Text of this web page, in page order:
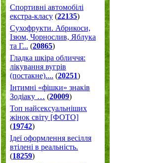
Спортивні автомобілі
екстра-класу (22135)
Cухофрукти. Абрикоси,
Ізюм, Чорнослив, Яблука
та Г... (20865)
Гладка шкіра обличчя:
лікування вугрів
(постакне).... (20251)
Інтимні «фішки» знаків
Зодіаку … (20009)
Топ найсексуальніших
жінок світу [ФОТО]
(19742)
Ідеї оформлення весілля
втілені в реальність.
(18259)